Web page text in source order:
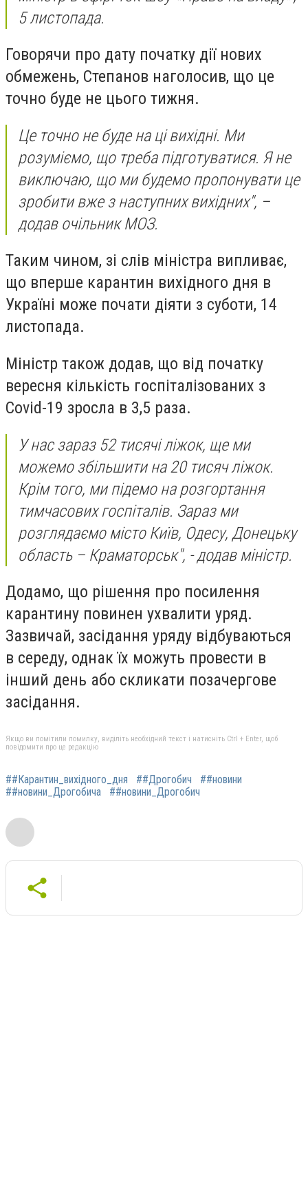
5 листопада.
Говорячи про дату початку дії нових
обмежень, Степанов наголосив, що це
точно буде не цього тижня.
Це точно не буде на ці вихідні. Ми
розуміємо, що треба підготуватися. Я не
виключаю, що ми будемо пропонувати це
зробити вже з наступних вихідних", –
додав очільник МОЗ.
Таким чином, зі слів міністра випливає,
що вперше карантин вихідного дня в
Україні може почати діяти з суботи, 14
листопада.
Міністр також додав, що від початку
вересня кількість госпіталізованих з
Covid-19 зросла в 3,5 раза.
У нас зараз 52 тисячі ліжок, ще ми
можемо збільшити на 20 тисяч ліжок.
Крім того, ми підемо на розгортання
тимчасових госпіталів. Зараз ми
розглядаємо місто Київ, Одесу, Донецьку
область – Краматорськ", - додав міністр.
Додамо, що рішення про посилення
карантину повинен ухвалити уряд.
Зазвичай, засідання уряду відбуваються
в середу, однак їх можуть провести в
інший день або скликати позачергове
засідання.
Якщо ви помітили помилку, виділіть необхідний текст і натисніть Ctrl + Enter, щоб
повідомити про це редакцію
##Карантин_вихідного_дня ##Дрогобич
##новини
##новини_Дрогобича
##новини_Дрогобич